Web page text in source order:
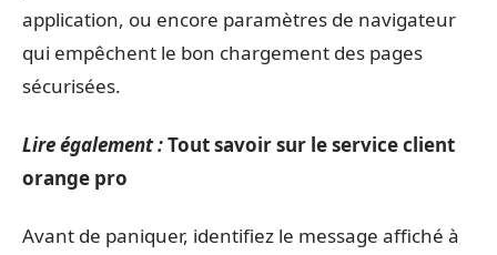
application, ou encore paramètres de navigateur
qui empêchent le bon chargement des pages
sécurisées.
Lire également :Tout savoir sur le service client
orange pro
Avant de paniquer, identifiez le message affiché à